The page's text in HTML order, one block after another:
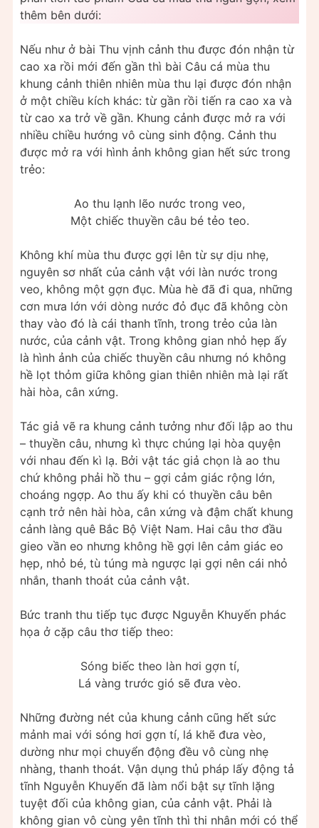
thêm bên dưới:
Nếu như ở bài Thu vịnh cảnh thu được đón nhận từ
cao xa rồi mới đến gần thì bài Câu cá mùa thu
khung cảnh thiên nhiên mùa thu lại được đón nhận
ở một chiều kích khác: từ gần rồi tiến ra cao xa và
từ cao xa trở về gần. Khung cảnh được mở ra với
nhiều chiều hướng vô cùng sinh động. Cảnh thu
được mở ra với hình ảnh không gian hết sức trong
trẻo:
Ao thu lạnh lẽo nước trong veo,
Một chiếc thuyền câu bé tẻo teo.
Không khí mùa thu được gợi lên từ sự dịu nhẹ,
nguyên sơ nhất của cảnh vật với làn nước trong
veo, không một gợn đục. Mùa hè đã đi qua, những
cơn mưa lớn với dòng nước đỏ đục đã không còn
thay vào đó là cái thanh tĩnh, trong trẻo của làn
nước, của cảnh vật. Trong không gian nhỏ hẹp ấy
là hình ảnh của chiếc thuyền câu nhưng nó không
hề lọt thỏm giữa không gian thiên nhiên mà lại rất
hài hòa, cân xứng.
Tác giả vẽ ra khung cảnh tưởng như đối lập ao thu
– thuyền câu, nhưng kì thực chúng lại hòa quyện
với nhau đến kì lạ. Bởi vật tác giả chọn là ao thu
chứ không phải hồ thu – gợi cảm giác rộng lớn,
choáng ngợp. Ao thu ấy khi có thuyền câu bên
cạnh trở nên hài hòa, cân xứng và đậm chất khung
cảnh làng quê Bắc Bộ Việt Nam. Hai câu thơ đầu
gieo vần eo nhưng không hề gợi lên cảm giác eo
hẹp, nhỏ bé, tù túng mà ngược lại gợi nên cái nhỏ
nhắn, thanh thoát của cảnh vật.
Bức tranh thu tiếp tục được Nguyễn Khuyến phác
họa ở cặp câu thơ tiếp theo:
Sóng biếc theo làn hơi gợn tí,
Lá vàng trước gió sẽ đưa vèo.
Những đường nét của khung cảnh cũng hết sức
mảnh mai với sóng hơi gợn tí, lá khẽ đưa vèo,
dường như mọi chuyển động đều vô cùng nhẹ
nhàng, thanh thoát. Vận dụng thủ pháp lấy động tả
tĩnh Nguyễn Khuyến đã làm nổi bật sự tĩnh lặng
tuyệt đối của không gian, của cảnh vật. Phải là
không gian vô cùng yên tĩnh thì thi nhân mới có thể